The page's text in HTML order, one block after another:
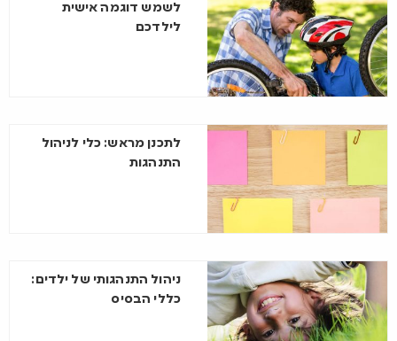
לשמש דוגמה אישית
לילדכם
לתכנן מראש: כלי לניהול
התנהגות
ניהול התנהגותי של ילדים:
כללי הבסיס